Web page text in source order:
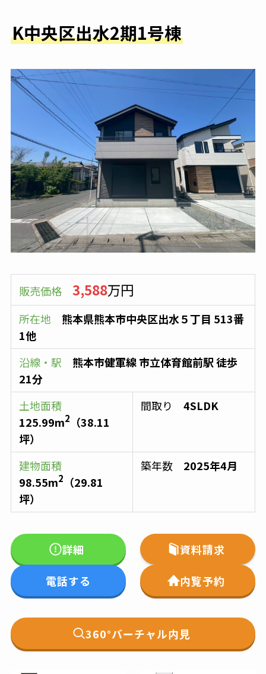
K中央区出水2期1号棟
販売価格 3,588万円
所在地
熊本県熊本市中央区出水５丁目 513番
1他
沿線・駅 熊本市健軍線市立体育館前駅徒歩
21分
土地面積
125.99m2 （38.11
坪）
間取り4SLDK
建物面積
98.55m2 （29.81
坪）
築年数 2025年4月
詳細 資料請求
電話する 内覧予約
360°バーチャル内見